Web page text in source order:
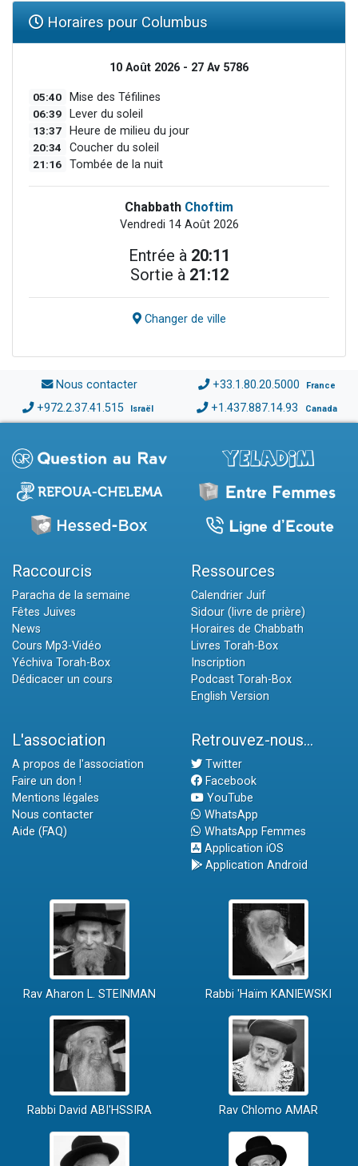
Horaires pour Columbus
10 Août 2026 - 27 Av 5786
05:40 Mise des Téfilines
06:39 Lever du soleil
13:37 Heure de milieu du jour
20:34 Coucher du soleil
21:16 Tombée de la nuit
Chabbath Choftim
Vendredi 14 Août 2026
Entrée à 20:11
Sortie à 21:12
Changer de ville
Nous contacter +33.1.80.20.5000 France
+972.2.37.41.515 Israël +1.437.887.14.93 Canada
Raccourcis
Paracha de la semaine
Fêtes Juives
News
Cours Mp3-Vidéo
Yéchiva Torah-Box
Dédicacer un cours
Ressources
Calendrier Juif
Sidour (livre de prière)
Horaires de Chabbath
Livres Torah-Box
Inscription
Podcast Torah-Box
English Version
L'association
A propos de l'association
Faire un don !
Mentions légales
Nous contacter
Aide (FAQ)
Retrouvez-nous...
Twitter
Facebook
YouTube
WhatsApp
WhatsApp Femmes
Application iOS
Application Android
Rav Aharon L. STEINMAN Rabbi 'Haïm KANIEWSKI
Rabbi David ABI'HSSIRA Rav Chlomo AMAR